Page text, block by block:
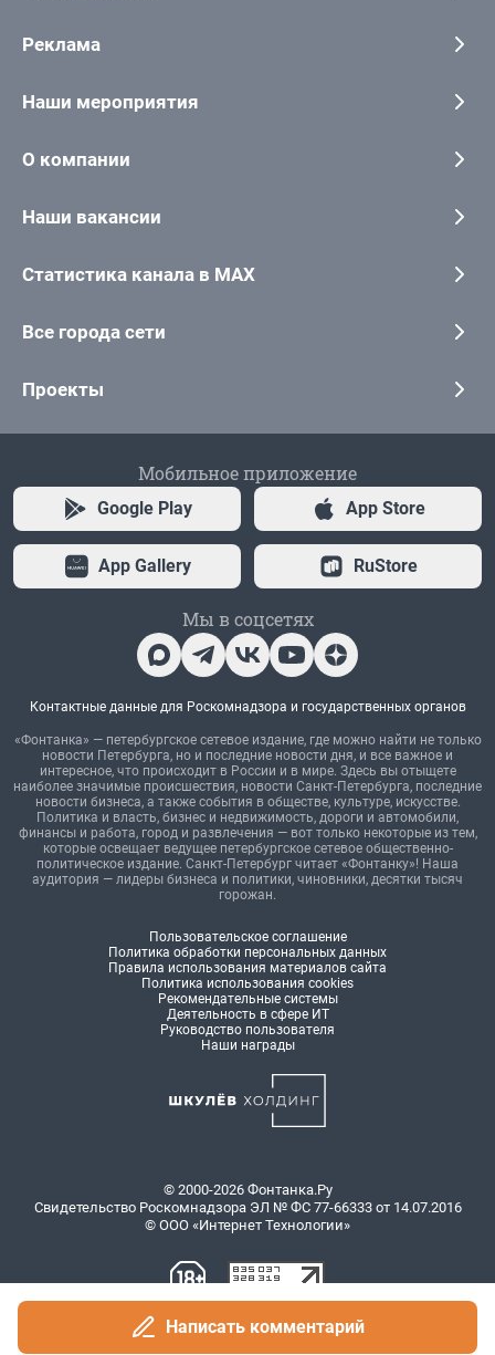
Реклама
Наши мероприятия
О компании
Наши вакансии
Статистика канала в MAX
Все города сети
Проекты
Мобильное приложение
Google Play App Store
App Gallery RuStore
Мы в соцсетях
Контактные данные для Роскомнадзора и государственных органов
«Фонтанка» — петербургское сетевое издание, где можно найти не только
новости Петербурга, но и последние новости дня, и все важное и
интересное, что происходит в России и в мире. Здесь вы отыщете
наиболее значимые происшествия, новости Санкт-Петербурга, последние
новости бизнеса, а также события в обществе, культуре, искусстве.
Политика и власть, бизнес и недвижимость, дороги и автомобили,
финансы и работа, город и развлечения — вот только некоторые из тем,
которые освещает ведущее петербургское сетевое общественно-
политическое издание. Санкт-Петербург читает «Фонтанку»! Наша
аудитория — лидеры бизнеса и политики, чиновники, десятки тысяч
горожан.
Пользовательское соглашение
Политика обработки персональных данных
Правила использования материалов сайта
Политика использования cookies
Рекомендательные системы
Деятельность в сфере ИТ
Руководство пользователя
Наши награды
© 2000-2026 Фонтанка.Ру
Свидетельство Роскомнадзора ЭЛ № ФС 77-66333 от 14.07.2016
© ООО «Интернет Технологии»
Написать комментарий